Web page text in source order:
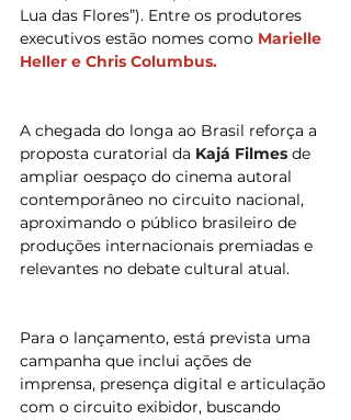
Lua das Flores”). Entre os produtores
executivos estão nomes como Marielle
Heller e Chris Columbus.
A chegada do longa ao Brasil reforça a
proposta curatorial da Kajá Filmes de
ampliar oespaço do cinema autoral
contemporâneo no circuito nacional,
aproximando o público brasileiro de
produções internacionais premiadas e
relevantes no debate cultural atual.
Para o lançamento, está prevista uma
campanha que inclui ações de
imprensa, presença digital e articulação
com o circuito exibidor, buscando